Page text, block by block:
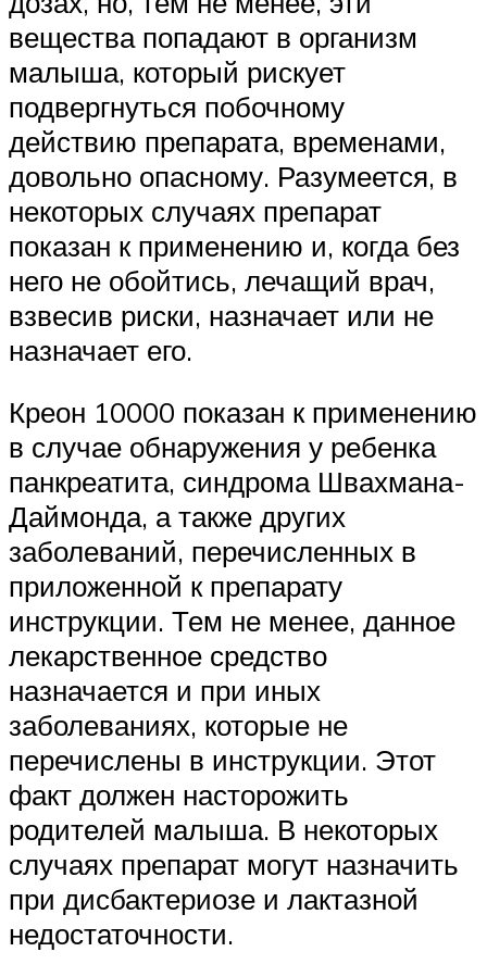
вещества попадают в организм
малыша, который рискует
подвергнуться побочному
действию препарата, временами,
довольно опасному. Разумеется, в
некоторых случаях препарат
показан к применению и, когда без
него не обойтись, лечащий врач,
взвесив риски, назначает или не
назначает его.
Креон 10000 показан к применению
в случае обнаружения у ребенка
панкреатита, синдрома Швахмана-
Даймонда, а также других
заболеваний, перечисленных в
приложенной к препарату
инструкции. Тем не менее, данное
лекарственное средство
назначается и при иных
заболеваниях, которые не
перечислены в инструкции. Этот
факт должен насторожить
родителей малыша. В некоторых
случаях препарат могут назначить
при дисбактериозе и лактазной
недостаточности.